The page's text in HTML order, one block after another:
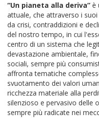
“Un pianeta alla deriva” è
attuale, che attraverso i
da crisi, contraddizioni e
del nostro tempo, in cui
centro di un sistema che
devastazione ambientale,
sociali, sempre più
affronta tematiche
svuotamento dei valori
ricchezza materiale alla
silenzioso e pervasivo delle
sempre più radicate nei